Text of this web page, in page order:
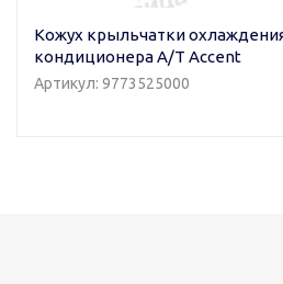
Кожух крыльчатки
кондиционера A/T Accent
Артикул: 9773525000